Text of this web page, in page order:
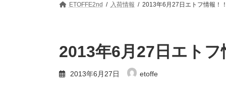
ETOFFE2nd 入荷情報 2013年6月27日エトフ情報！
2013年6月27日エトフ
2013年6月27日 etoffe